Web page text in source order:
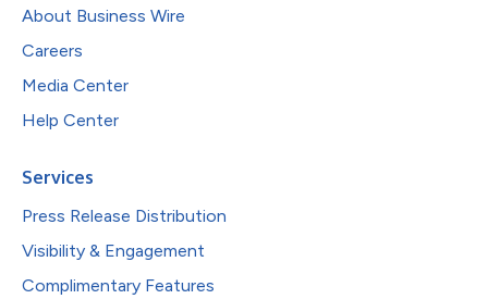
About Business Wire
Careers
Media Center
Help Center
Services
Press Release Distribution
Visibility & Engagement
Complimentary Features